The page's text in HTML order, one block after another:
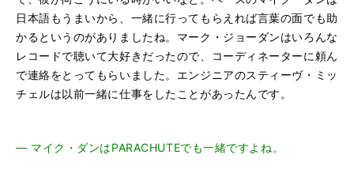
日本語もうまいから、一緒に行ってもらえれば言葉の面でも助
かるというのがありましたね。マーク・ジョーダンはいろんな
レコードで聴いて大好きだったので、コーディネーターに頼ん
で連絡をとってもらいました。エンジニアのスティーヴ・ミッ
チェルは以前一緒に仕事をしたことがあったんです。
― マイク・ダンはPARACHUTEでも一緒ですよね。